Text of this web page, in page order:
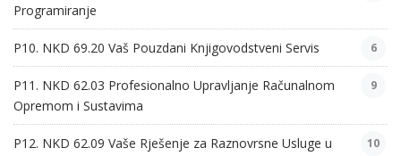
Programiranje
P10. NKD 69.20 Vaš Pouzdani Knjigovodstveni Servis 6
P11. NKD 62.03 Profesionalno Upravljanje Računalnom
Opremom i Sustavima
9
P12. NKD 62.09 Vaše Rješenje za Raznovrsne Usluge u
10